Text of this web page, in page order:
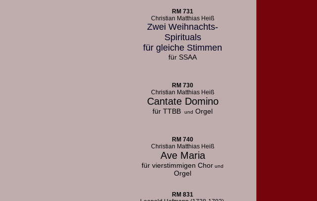
RM 731
Christian Matthias Heiß
Zwei Weihnachts-
Spirituals
für gleiche Stimmen
für SSAA
RM 730
Christian Matthias Heiß
Cantate Domino
für TTBB und Orgel
RM 740
Christian Matthias Heiß
Ave Maria
für vierstimmigen Chor und
Orgel
RM 831